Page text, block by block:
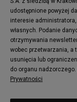
udostępnione powyżej
interesie
własnych. Podanie
otrzymywania
wobec przetwarzania, a
usunięcia lub
do organu nadzorczego.
Prywatności